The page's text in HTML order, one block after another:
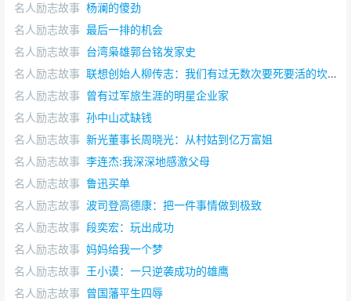
握的2000万股九龙仓股票，以40元一股的价格全部转让给
你。另外，你把汇丰银行的股票转让一部分给我。” 包
玉刚知道，当初李嘉诚买这些股票时，每股只花了十三四
元，但是他更知道，掌握九龙仓能为他带来怎样的利益。
他沉吟片刻后说：“你每股降4元，我们马上成交！” 李
嘉诚毫不犹豫地答应了。这两位香港的“海陆大将”微笑着握
手告别。掌握了九龙仓股票20％的包玉刚，理所当然地进
入了九龙仓董事局。但是他并没有满足，而是继续悄悄地
收买九龙仓股票。1980年4月，包玉刚宣布，他已控制了
3900万股九龙仓股票，约占总数的30％。英国人慌了，因
为他们只掌握着20％的九龙仓股票，这就意味着董事长的
大权必须交给包玉刚了！也就是说，怡和集团将失去九龙
仓。 怡和集团找到后台汇丰银行商议，要汇丰银行支
持它足够的现金，让它有可能大量收购九龙仓股票。这年6
月20日，趁着包玉刚在欧洲度假的机会，怡和集团突然发
名人励志故事 杨澜的傻劲
名人励志故事 最后一排的机会
名人励志故事 台湾枭雄郭台铭发家史
名人励志故事 联想创始人柳传志：我们有过无数次要死要活的坎儿
名人励志故事 曾有过军旅生涯的明星企业家
名人励志故事 孙中山忒缺钱
名人励志故事 新光董事长周晓光：从村姑到亿万富姐
名人励志故事 李连杰:我深深地感激父母
名人励志故事 鲁迅买单
名人励志故事 波司登高德康：把一件事情做到极致
名人励志故事 段奕宏：玩出成功
名人励志故事 妈妈给我一个梦
名人励志故事 王小谟：一只逆袭成功的雄鹰
名人励志故事 曾国藩平生四辱